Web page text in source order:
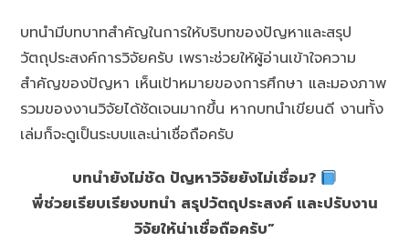
บทนำมีบทบาทสำคัญในการให้บริบทของปัญหาและสรุป
วัตถุประสงค์การวิจัยครับ เพราะช่วยให้ผู้อ่านเข้าใจความ
สำคัญของปัญหา เห็นเป้าหมายของการศึกษา และมองภาพ
รวมของงานวิจัยได้ชัดเจนมากขึ้น หากบทนำเขียนดี งานทั้ง
เล่มก็จะดูเป็นระบบและน่าเชื่อถือครับ
บทนำยังไม่ชัด ปัญหาวิจัยยังไม่เชื่อม?
พี่ช่วยเรียบเรียงบทนำ สรุปวัตถุประสงค์ และปรับงาน
วิจัยให้น่าเชื่อถือครับ”